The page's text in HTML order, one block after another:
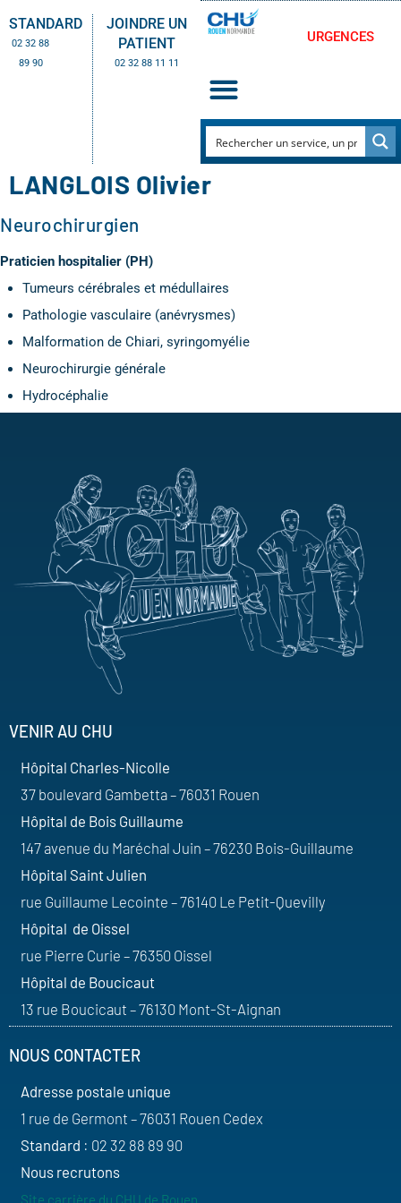
STANDARD
02 32 88
89 90
JOINDRE UN
PATIENT
02 32 88 11 11
URGENCES
LANGLOIS Olivier
Neurochirurgien
Praticien hospitalier (PH)
Tumeurs cérébrales et médullaires
Pathologie vasculaire (anévrysmes)
Malformation de Chiari, syringomyélie
Neurochirurgie générale
Hydrocéphalie
VENIR AU CHU
Hôpital Charles-Nicolle
37 boulevard Gambetta – 76031 Rouen
Hôpital de Bois Guillaume
147 avenue du Maréchal Juin – 76230 Bois-Guillaume
Hôpital Saint Julien
rue Guillaume Lecointe – 76140 Le Petit-Quevilly
Hôpital de Oissel
rue Pierre Curie – 76350 Oissel
Hôpital de Boucicaut
13 rue Boucicaut – 76130 Mont-St-Aignan
NOUS CONTACTER
Adresse postale unique
1 rue de Germont – 76031 Rouen Cedex
Standard : 02 32 88 89 90
Nous recrutons
Site carrière du CHU de Rouen